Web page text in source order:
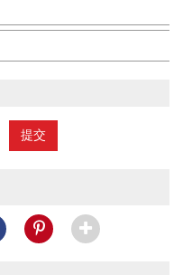
提交